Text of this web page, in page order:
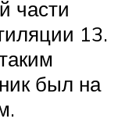
части
13.
был на